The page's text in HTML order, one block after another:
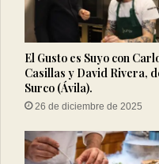
El Gusto es Suyo con
Casillas y David Rivera,
Surco (Ávila).
26 de diciembre de 2025